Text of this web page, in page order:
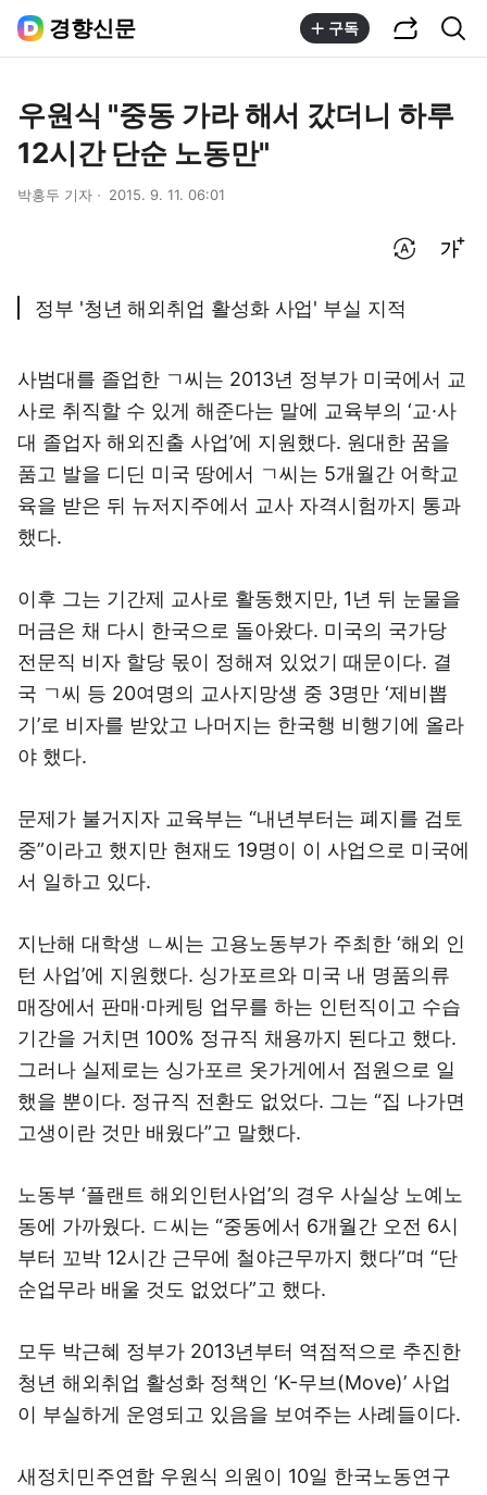
경향신문 구독
우원식 "중동 가라 해서 갔더니 하루
12시간 단순 노동만"
박홍두 기자 2015. 9. 11. 06:01
정부 '청년 해외취업 활성화 사업' 부실 지적
사범대를 졸업한 ㄱ씨는 2013년 정부가 미국에서 교
사로 취직할 수 있게 해준다는 말에 교육부의 ‘교·사
대 졸업자 해외진출 사업’에 지원했다. 원대한 꿈을
품고 발을 디딘 미국 땅에서 ㄱ씨는 5개월간 어학교
육을 받은 뒤 뉴저지주에서 교사 자격시험까지 통과
했다.
이후 그는 기간제 교사로 활동했지만, 1년 뒤 눈물을
머금은 채 다시 한국으로 돌아왔다. 미국의 국가당
전문직 비자 할당 몫이 정해져 있었기 때문이다. 결
국 ㄱ씨 등 20여명의 교사지망생 중 3명만 ‘제비뽑
기’로 비자를 받았고 나머지는 한국행 비행기에 올라
야 했다.
문제가 불거지자 교육부는 “내년부터는 폐지를 검토
중”이라고 했지만 현재도 19명이 이 사업으로 미국에
서 일하고 있다.
지난해 대학생 ㄴ씨는 고용노동부가 주최한 ‘해외 인
턴 사업’에 지원했다. 싱가포르와 미국 내 명품의류
매장에서 판매·마케팅 업무를 하는 인턴직이고 수습
기간을 거치면 100% 정규직 채용까지 된다고 했다.
그러나 실제로는 싱가포르 옷가게에서 점원으로 일
했을 뿐이다. 정규직 전환도 없었다. 그는 “집 나가면
고생이란 것만 배웠다”고 말했다.
노동부 ‘플랜트 해외인턴사업’의 경우 사실상 노예노
동에 가까웠다. ㄷ씨는 “중동에서 6개월간 오전 6시
부터 꼬박 12시간 근무에 철야근무까지 했다”며 “단
순업무라 배울 것도 없었다”고 했다.
모두 박근혜 정부가 2013년부터 역점적으로 추진한
청년 해외취업 활성화 정책인 ‘K-무브(Move)’ 사업
이 부실하게 운영되고 있음을 보여주는 사례들이다.
새정치민주연합 우원식 의원이 10일 한국노동연구